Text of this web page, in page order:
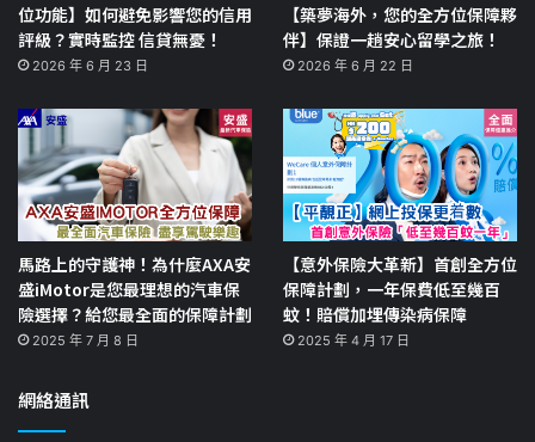
位功能】如何避免影響您的信用
評級？實時監控 信貸無憂！
2026 年 6 月 23 日
【築夢海外，您的全方位保障夥
伴】保證一趟安心留學之旅！
2026 年 6 月 22 日
馬路上的守護神！為什麼AXA安
盛iMotor是您最理想的汽車保
險選擇？給您最全面的保障計劃
2025 年 7 月 8 日
【意外保險大革新】首創全方位
保障計劃，一年保費低至幾百
蚊！賠償加埋傳染病保障
2025 年 4 月 17 日
網絡通訊